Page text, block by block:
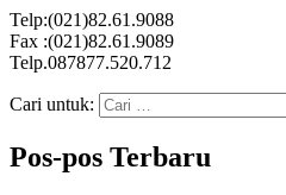
Telp:(021)82.61.9088
Fax :(021)82.61.9089
Telp.087877.520.712
Cari untuk:
Pos-pos Terbaru